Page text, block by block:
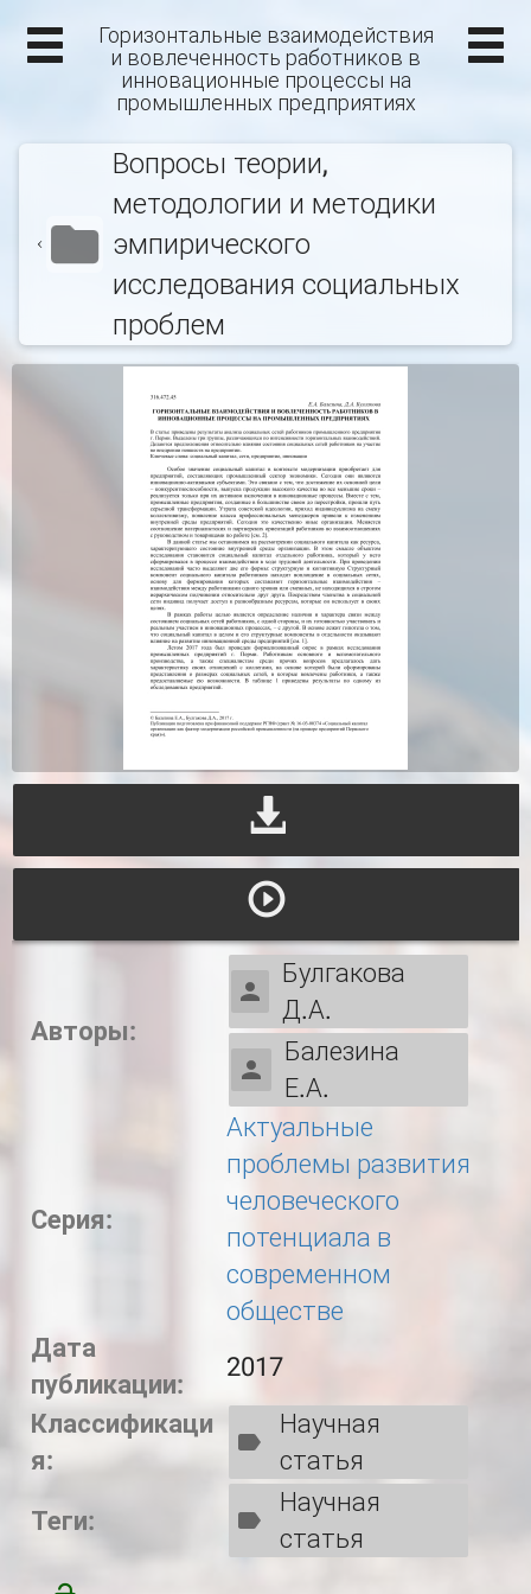
Горизонтальные взаимодействия
и вовлеченность работников в
инновационные процессы на
промышленных предприятиях
Вопросы теории,
методологии и методики
эмпирического
исследования социальных
проблем
Авторы:
Булгакова
Д.А.
Балезина
Е.А.
Серия:
Актуальные
проблемы развития
человеческого
потенциала в
современном
обществе
Дата
публикации:
2017
Классификаци
я:
Научная
статья
Теги:
Научная
статья